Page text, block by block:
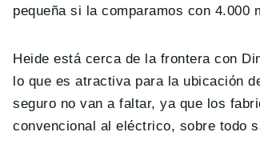
pequeña si la comparamos con 4.000
Heide está cerca de la frontera con
lo que es atractiva para la ubicación
seguro no van a faltar, ya que los
convencional al eléctrico, sobre todo